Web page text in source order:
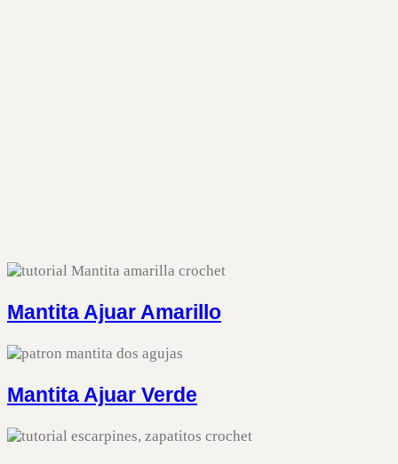
Mantita Ajuar Amarillo
Mantita Ajuar Verde